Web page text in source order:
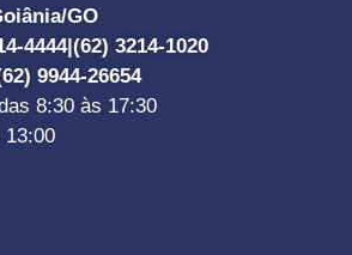
GO
4444| (62) 3214-1020
9944-26654
8:30 às 17:30
13:00